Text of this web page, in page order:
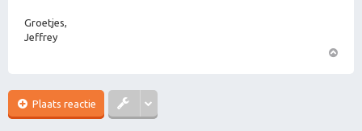
Groetjes,
Jeffrey
Plaats reactie